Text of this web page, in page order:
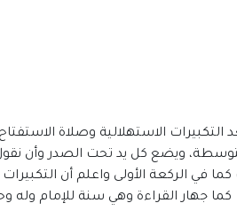
الاستهلالية وصلاة
متوسطة، ويضع كل يد تحت الصدر وأن
كما في الركعة الأولى واعلم أن
جهار القراءة وهي سنة للإمام وله